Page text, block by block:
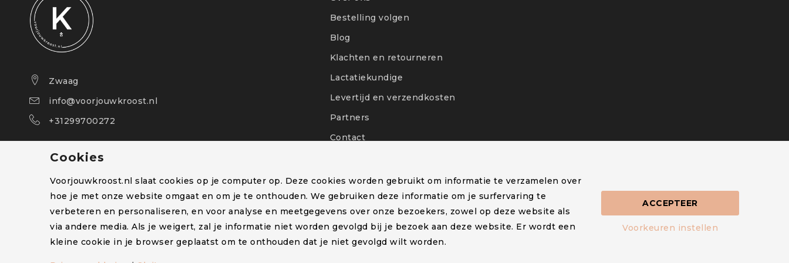
Zwaag
info@voorjouwkroost.nl
+31299700272
Bestelling volgen
Blog
Klachten en retourneren
Lactatiekundige
Levertijd en verzendkosten
Partners
Contact
© Voorjouwkroost.nl – Alle rechten voorbehouden – Algemene voorwaarden –
Cookies
Voorjouwkroost.nl slaat cookies op je computer op. Deze cookies worden gebruikt om informatie te verzamelen over
hoe je met onze website omgaat en om je te onthouden. We gebruiken deze informatie om je surfervaring te
verbeteren en personaliseren, en voor analyse en meetgegevens over onze bezoekers, zowel op deze website als
via andere media. Als je weigert, zal je informatie niet worden gevolgd bij je bezoek aan deze website. Er wordt een
kleine cookie in je browser geplaatst om te onthouden dat je niet gevolgd wilt worden.
ACCEPTEER
Voorkeuren instellen